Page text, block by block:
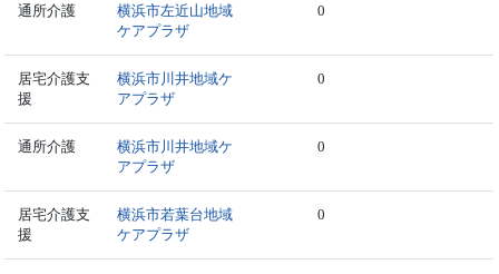
通所介護
横浜市左近山地域
ケアプラザ
0
居宅介護支
援
横浜市川井地域ケ
アプラザ
0
通所介護
横浜市川井地域ケ
アプラザ
0
居宅介護支
援
横浜市若葉台地域
ケアプラザ
0